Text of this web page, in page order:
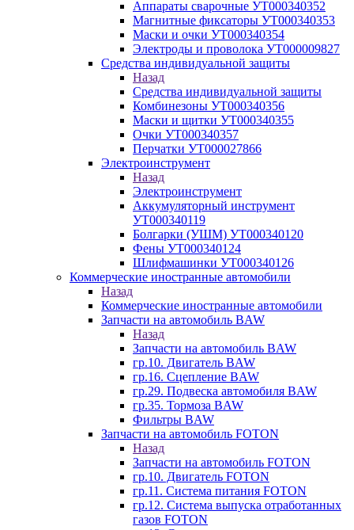
Аппараты сварочные УТ000340352
Магнитные фиксаторы УТ000340353
Маски и очки УТ000340354
Электроды и проволока УТ000009827
Средства индивидуальной защиты
Назад
Средства индивидуальной защиты
Комбинезоны УТ000340356
Маски и щитки УТ000340355
Очки УТ000340357
Перчатки УТ000027866
Электроинструмент
Назад
Электроинструмент
Аккумуляторный инструмент
УТ000340119
Болгарки (УШМ) УТ000340120
Фены УТ000340124
Шлифмашинки УТ000340126
Коммерческие иностранные автомобили
Назад
Коммерческие иностранные автомобили
Запчасти на автомобиль BAW
Назад
Запчасти на автомобиль BAW
гр.10. Двигатель BAW
гр.16. Сцепление BAW
гр.29. Подвеска автомобиля BAW
гр.35. Тормоза BAW
Фильтры BAW
Запчасти на автомобиль FOTON
Назад
Запчасти на автомобиль FOTON
гр.10. Двигатель FOTON
гр.11. Система питания FOTON
гр.12. Система выпуска отработанных
газов FOTON